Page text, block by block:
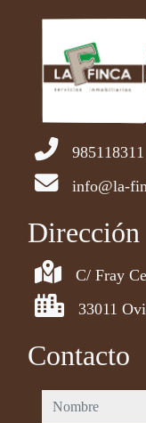
985118311
info@la-
Dirección
C/ Fray
33011
Contacto
nombre